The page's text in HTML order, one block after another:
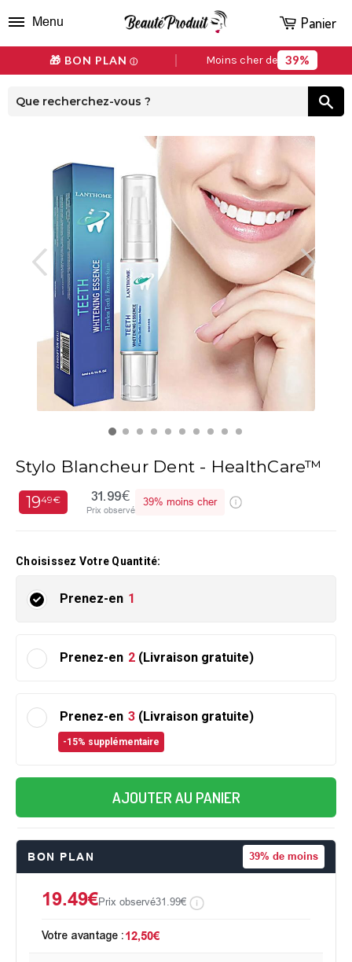
🎁 BON PLAN ⓘ Moins cher de 39%
Menu Panier
Stylo Blancheur Dent - HealthCare™
1949€ 31.99€
Prix observé
39% moins cher
Choisissez Votre Quantité:
Prenez-en 1
Prenez-en 2 (Livraison gratuite)
Prenez-en 3 (Livraison gratuite)
-15% supplémentaire
AJOUTER AU PANIER
BON PLAN 39% de moins
19.49€Prix observé31.99€
Votre avantage :12,50€